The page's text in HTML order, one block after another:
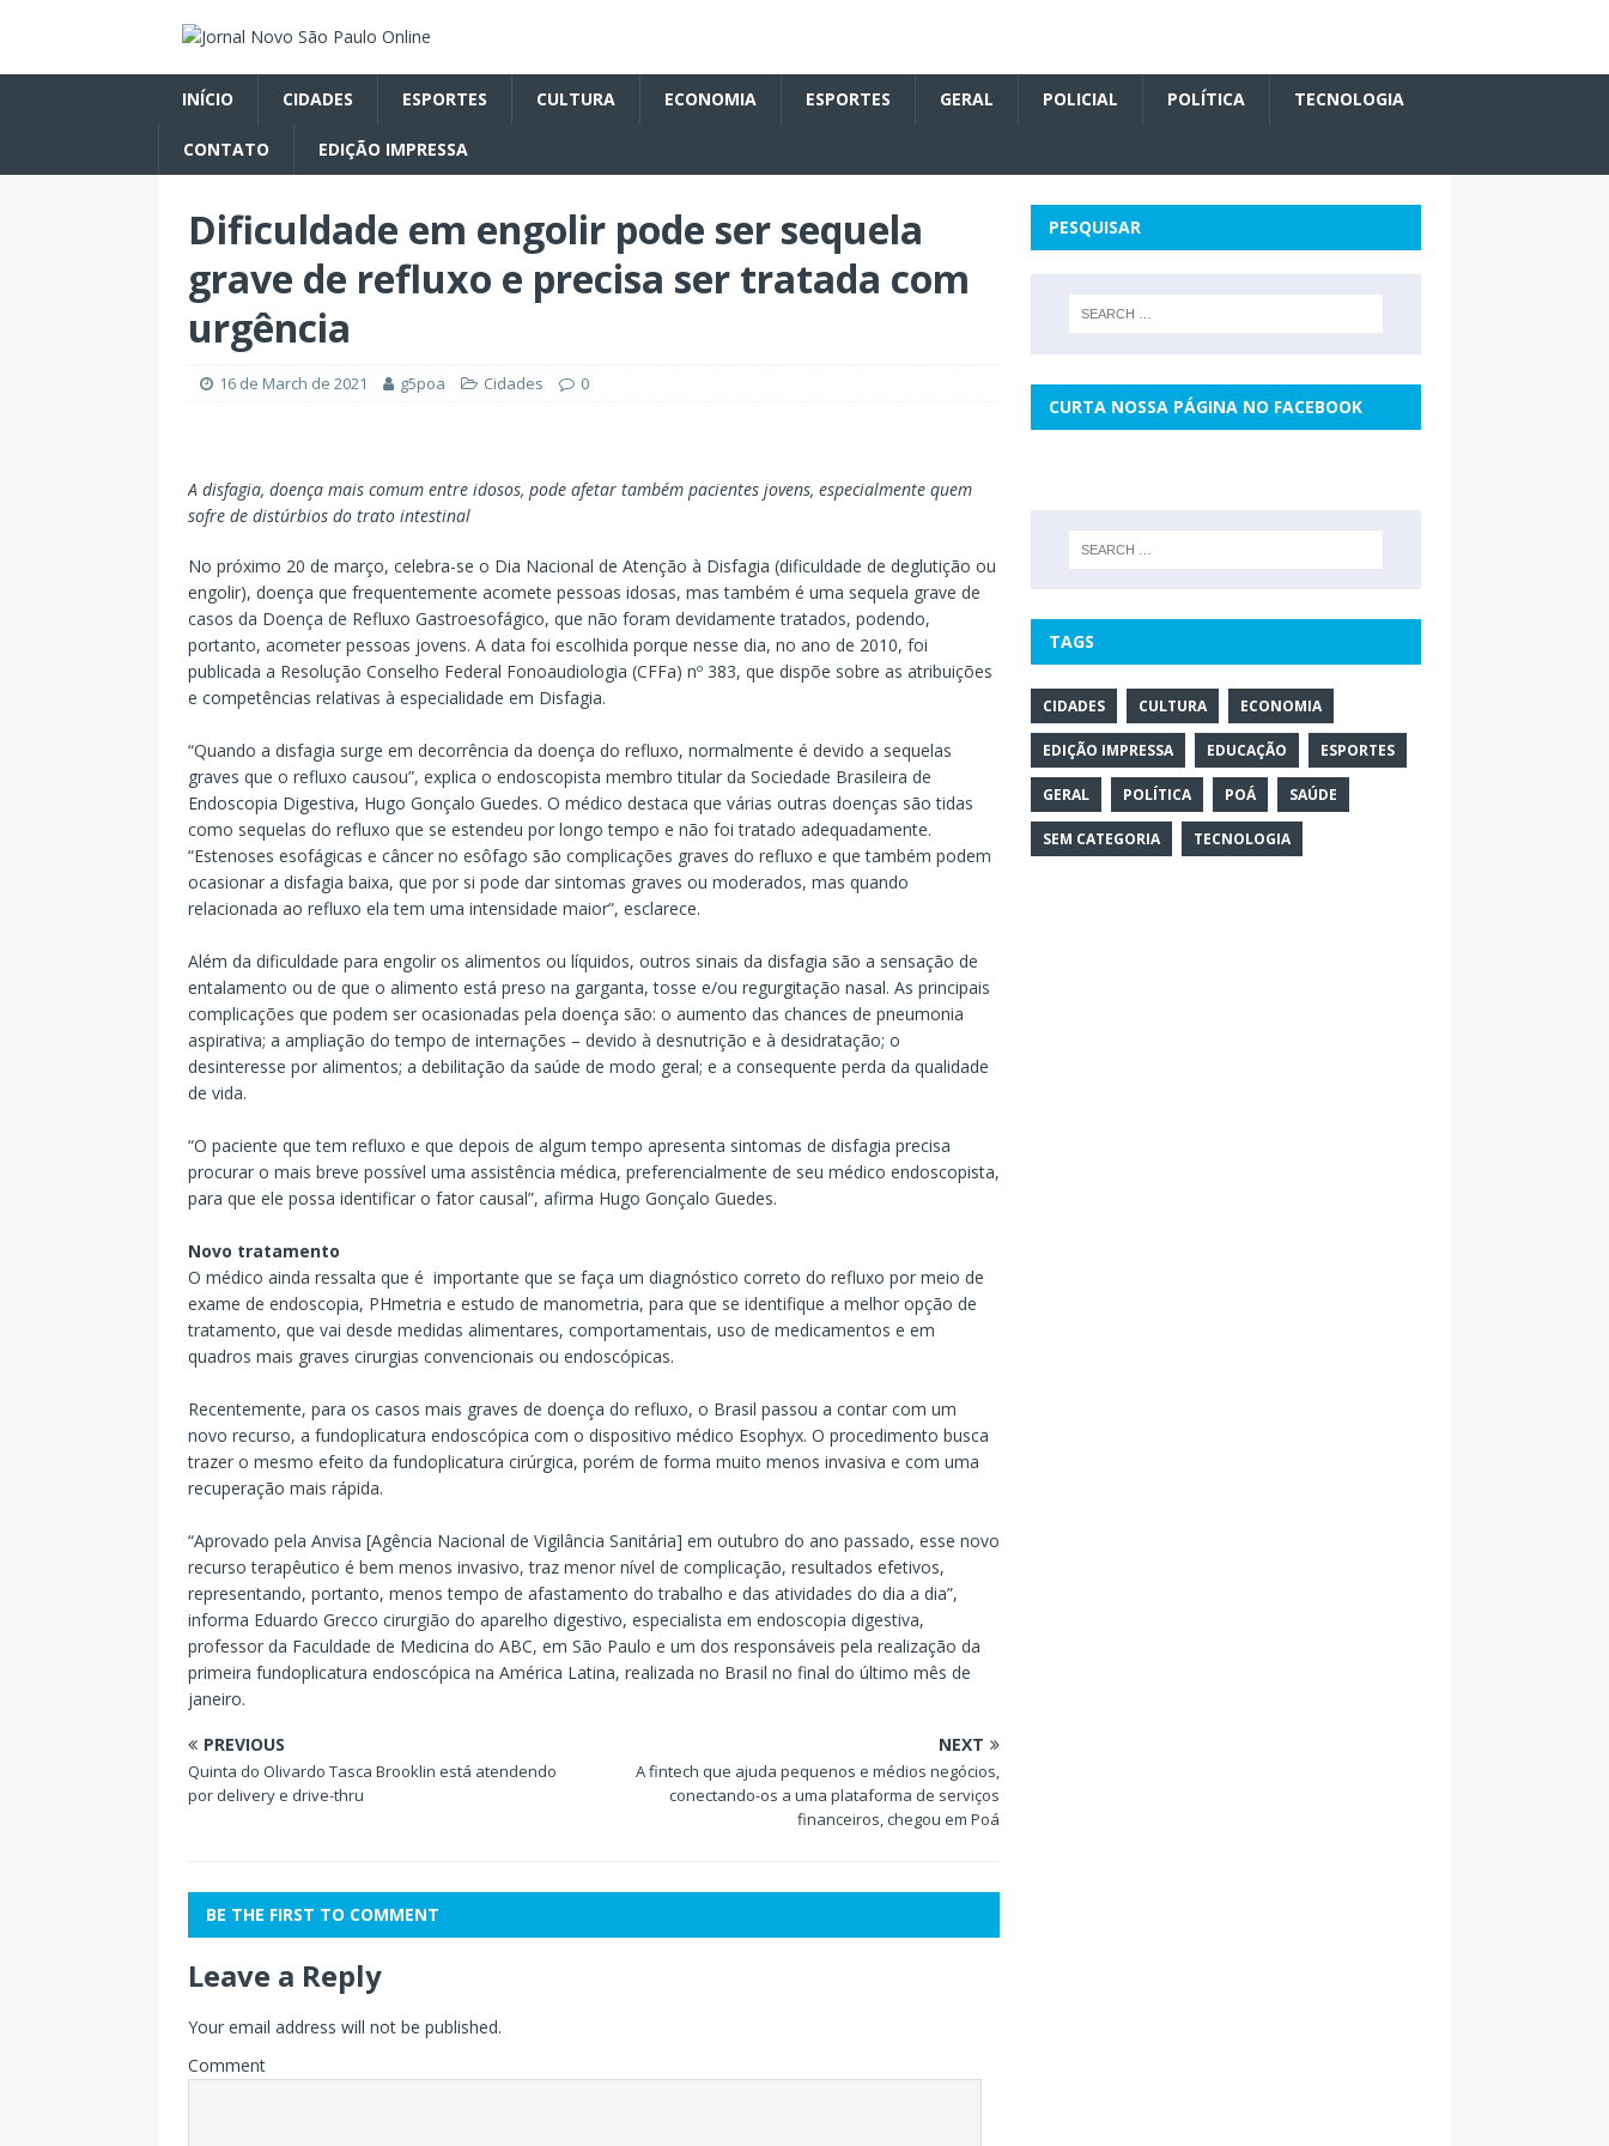
INÍCIO CIDADES ESPORTES CULTURA ECONOMIA ESPORTES GERAL POLICIAL POLÍTICA TECNOLOGIA
CONTATO EDIÇÃO IMPRESSA
Dificuldade em engolir pode ser sequela
grave de refluxo e precisa ser tratada com
urgência
16 de March de 2021 g5poa Cidades 0
A disfagia, doença mais comum entre idosos, pode afetar também pacientes jovens, especialmente quem
sofre de distúrbios do trato intestinal
No próximo 20 de março, celebra-se o Dia Nacional de Atenção à Disfagia (dificuldade de deglutição ou
engolir), doença que frequentemente acomete pessoas idosas, mas também é uma sequela grave de
casos da Doença de Refluxo Gastroesofágico, que não foram devidamente tratados, podendo,
portanto, acometer pessoas jovens. A data foi escolhida porque nesse dia, no ano de 2010, foi
publicada a Resolução Conselho Federal Fonoaudiologia (CFFa) nº 383, que dispõe sobre as atribuições
e competências relativas à especialidade em Disfagia.
“Quando a disfagia surge em decorrência da doença do refluxo, normalmente é devido a sequelas
graves que o refluxo causou”, explica o endoscopista membro titular da Sociedade Brasileira de
Endoscopia Digestiva, Hugo Gonçalo Guedes. O médico destaca que várias outras doenças são tidas
como sequelas do refluxo que se estendeu por longo tempo e não foi tratado adequadamente.
“Estenoses esofágicas e câncer no esôfago são complicações graves do refluxo e que também podem
ocasionar a disfagia baixa, que por si pode dar sintomas graves ou moderados, mas quando
relacionada ao refluxo ela tem uma intensidade maior”, esclarece.
Além da dificuldade para engolir os alimentos ou líquidos, outros sinais da disfagia são a sensação de
entalamento ou de que o alimento está preso na garganta, tosse e/ou regurgitação nasal. As principais
complicações que podem ser ocasionadas pela doença são: o aumento das chances de pneumonia
aspirativa; a ampliação do tempo de internações – devido à desnutrição e à desidratação; o
desinteresse por alimentos; a debilitação da saúde de modo geral; e a consequente perda da qualidade
de vida.
“O paciente que tem refluxo e que depois de algum tempo apresenta sintomas de disfagia precisa
procurar o mais breve possível uma assistência médica, preferencialmente de seu médico endoscopista,
para que ele possa identificar o fator causal”, afirma Hugo Gonçalo Guedes.
Novo tratamento
O médico ainda ressalta que é importante que se faça um diagnóstico correto do refluxo por meio de
exame de endoscopia, PHmetria e estudo de manometria, para que se identifique a melhor opção de
tratamento, que vai desde medidas alimentares, comportamentais, uso de medicamentos e em
quadros mais graves cirurgias convencionais ou endoscópicas.
Recentemente, para os casos mais graves de doença do refluxo, o Brasil passou a contar com um
novo recurso, a fundoplicatura endoscópica com o dispositivo médico Esophyx. O procedimento busca
trazer o mesmo efeito da fundoplicatura cirúrgica, porém de forma muito menos invasiva e com uma
recuperação mais rápida.
“Aprovado pela Anvisa [Agência Nacional de Vigilância Sanitária] em outubro do ano passado, esse novo
recurso terapêutico é bem menos invasivo, traz menor nível de complicação, resultados efetivos,
representando, portanto, menos tempo de afastamento do trabalho e das atividades do dia a dia”,
informa Eduardo Grecco cirurgião do aparelho digestivo, especialista em endoscopia digestiva,
professor da Faculdade de Medicina do ABC, em São Paulo e um dos responsáveis pela realização da
primeira fundoplicatura endoscópica na América Latina, realizada no Brasil no final do último mês de
janeiro.
PREVIOUS
Quinta do Olivardo Tasca Brooklin está atendendo
por delivery e drive-thru
NEXT
A fintech que ajuda pequenos e médios negócios,
conectando-os a uma plataforma de serviços
financeiros, chegou em Poá
BE THE FIRST TO COMMENT
Leave a Reply
Your email address will not be published.
Comment
PESQUISAR
CURTA NOSSA PÁGINA NO FACEBOOK
TAGS
CIDADES CULTURA ECONOMIA
EDIÇÃO IMPRESSA EDUCAÇÃO ESPORTES
GERAL POLÍTICA POÁ SAÚDE
SEM CATEGORIA TECNOLOGIA